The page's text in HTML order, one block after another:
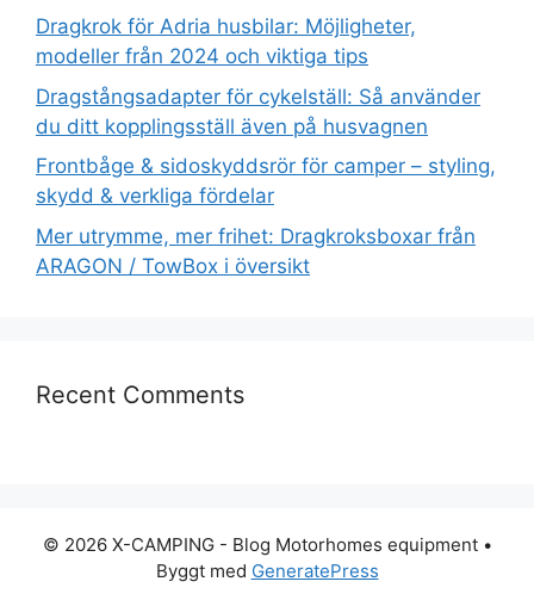
Dragkrok för Adria husbilar: Möjligheter,
modeller från 2024 och viktiga tips
Dragstångsadapter för cykelställ: Så använder
du ditt kopplingsställ även på husvagnen
Frontbåge & sidoskyddsrör för camper – styling,
skydd & verkliga fördelar
Mer utrymme, mer frihet: Dragkroksboxar från
ARAGON / TowBox i översikt
Recent Comments
© 2026 X-CAMPING - Blog Motorhomes equipment•
Byggt med GeneratePress